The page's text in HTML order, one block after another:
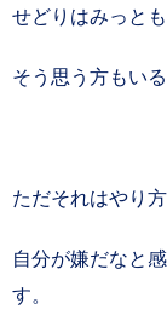
せどりはみっとも
そう思う方もい
ただそれはやり
自分が嫌だなと
す。